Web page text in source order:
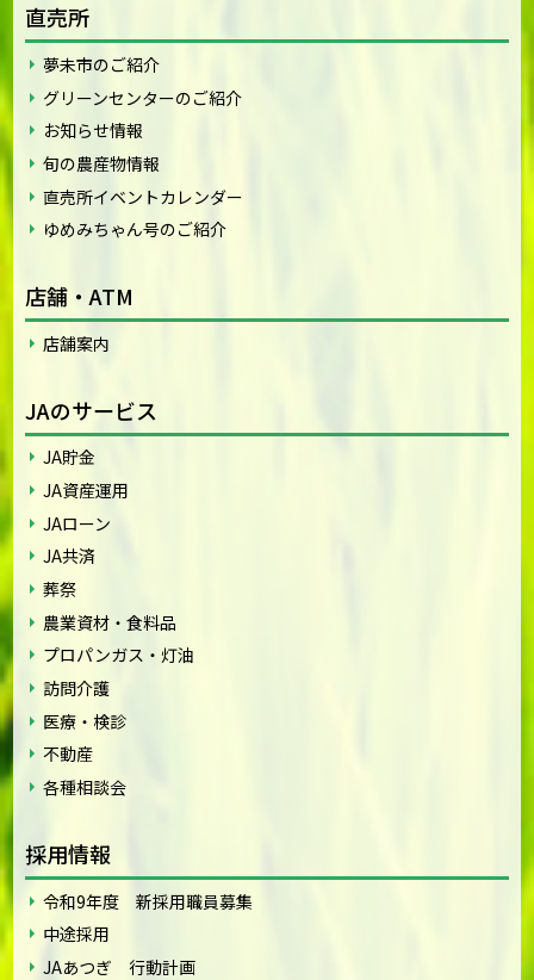
直売所
夢未市のご紹介
グリーンセンターのご紹介
お知らせ情報
旬の農産物情報
直売所イベントカレンダー
ゆめみちゃん号のご紹介
店舗・ATM
店舗案内
JAのサービス
JA貯金
JA資産運用
JAローン
JA共済
葬祭
農業資材・食料品
プロパンガス・灯油
訪問介護
医療・検診
不動産
各種相談会
採用情報
令和9年度 新採用職員募集
中途採用
JAあつぎ 行動計画